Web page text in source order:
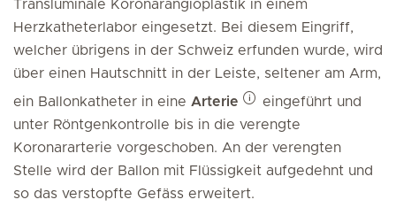
Transluminale Koronarangioplastik in einem
Herzkatheterlabor eingesetzt. Bei diesem Eingriff,
welcher übrigens in der Schweiz erfunden wurde, wird
über einen Hautschnitt in der Leiste, seltener am Arm,
ein Ballonkatheter in eine Arterie
eingeführt und
unter Röntgenkontrolle bis in die verengte
Koronararterie vorgeschoben. An der verengten
Stelle wird der Ballon mit Flüssigkeit aufgedehnt und
so das verstopfte Gefäss erweitert.